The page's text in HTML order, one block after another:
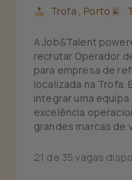
Trofa , Porto
A Job&Talent
recrutar Operador
para empresa de
localizada na Trofa.
integrar uma
excelência
grandes marcas de
21 de 35 vagas